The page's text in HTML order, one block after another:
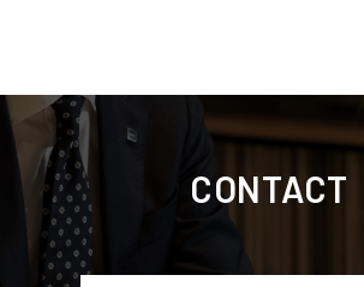
CONTACT